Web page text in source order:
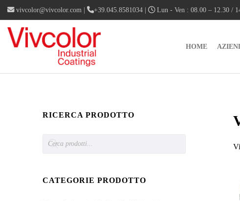
vivcolor@vivcolor.com | +39.045.8581034 | Lun - Ven : 08.00 – 12.30 /
HOME
RICERCA PRODOTTO
search
CATEGORIE PRODOTTO